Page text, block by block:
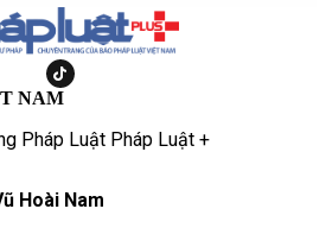
NAM
Pháp Luật Pháp Luật +
Hoài Nam